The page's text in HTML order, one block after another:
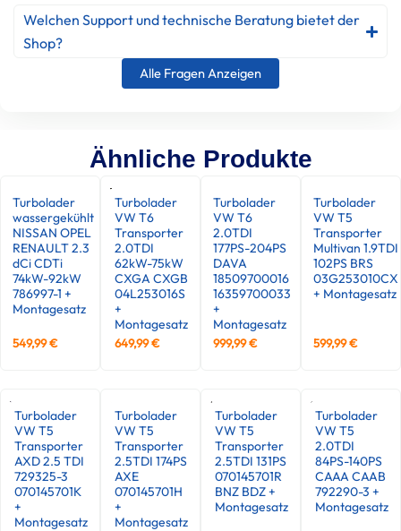
Welchen Support und technische Beratung bietet der
Shop?
Alle Fragen Anzeigen
Ähnliche Produkte
Turbolader
wassergekühlt
NISSAN OPEL
RENAULT 2.3
dCi CDTi
74kW-92kW
786997-1 +
Montagesatz
549,99€
Turbolader
VW T6
Transporter
2.0TDI
62kW-75kW
CXGA CXGB
04L253016S
+
Montagesatz
649,99€
Turbolader
VW T6
2.0TDI
177PS-204PS
DAVA
18509700016
16359700033
+
Montagesatz
999,99€
Turbolader
VW T5
Transporter
Multivan 1.9TDI
102PS BRS
03G253010CX
+ Montagesatz
599,99€
Turbolader
VW T5
Transporter
AXD 2.5 TDI
729325-3
070145701K
+
Montagesatz
Turbolader
VW T5
Transporter
2.5TDI 174PS
AXE
070145701H
+
Montagesatz
Turbolader
VW T5
Transporter
2.5TDI 131PS
070145701R
BNZ BDZ +
Montagesatz
Turbolader
VW T5
2.0TDI
84PS-140PS
CAAA CAAB
792290-3 +
Montagesatz